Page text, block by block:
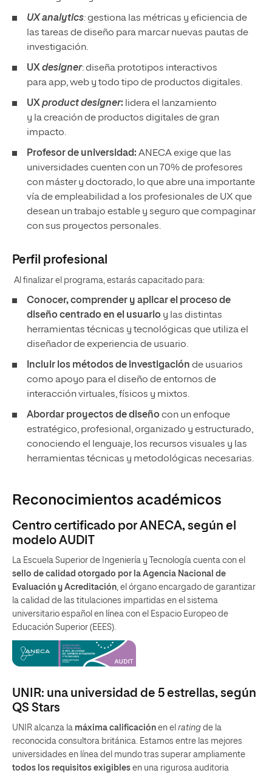
UX analytics:gestiona las métricas y eficiencia de
las tareas de diseño para marcar nuevas pautas de
investigación.
UXdesigner: diseña prototipos interactivos
para app, web y todo tipo de productos digitales.
UXproduct designer: lidera el lanzamiento
y la creación de productos digitales de gran
impacto.
Profesor de universidad: ANECA exige que las
universidades cuenten con un 70% de profesores
con máster y doctorado, lo que abre una importante
vía de empleabilidad a los profesionales de UX que
desean un trabajo estable y seguro que compaginar
con sus proyectos personales.
Perfil profesional
Al finalizar el programa, estarás capacitado para:
Conocer, comprender y aplicar el proceso de
diseño centrado en el usuario y las distintas
herramientas técnicas y tecnológicas que utiliza el
diseñador de experiencia de usuario.
Incluir los métodos de investigación de usuarios
como apoyo para el diseño de entornos de
interacción virtuales, físicos y mixtos.
Abordar proyectos de diseñocon un enfoque
estratégico, profesional, organizado y estructurado,
conociendo el lenguaje, los recursos visuales y las
herramientas técnicas y metodológicas necesarias.
Reconocimientos académicos
Centro certificado por ANECA, según el
modelo AUDIT
La Escuela Superior de Ingeniería y Tecnología cuenta con el
sello de calidad otorgado por la Agencia Nacional de
Evaluación y Acreditación, el órgano encargado de garantizar
la calidad de las titulaciones impartidas en el sistema
universitario español en línea con el Espacio Europeo de
Educación Superior (EEES).
UNIR: una universidad de 5 estrellas, según
QS Stars
UNIR alcanza la máxima calificación en el rating de la
reconocida consultora británica. Estamos entre las mejores
universidades en línea del mundo tras superar ampliamente
todos los requisitos exigibles en una rigurosa auditoria